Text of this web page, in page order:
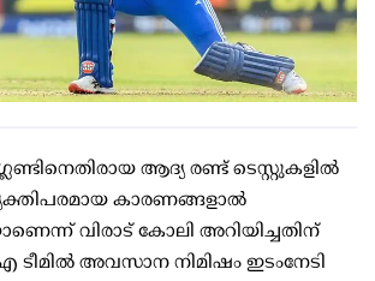
ആദ്യ രണ്ട് ടെസ്റ്റുകളില്‍
കാരണങ്ങളാല്‍
വിരാട് കോലി അറിയിച്ചതിന്
ടീമില്‍ അവസാന നിമിഷം ഇടംനേടി